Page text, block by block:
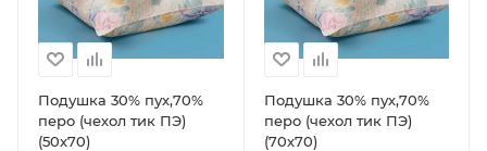
Подушка 30% пух,70%
перо (чехол тик ПЭ)
(50х70)
Подушка 30% пух,70%
перо (чехол тик ПЭ)
(70х70)